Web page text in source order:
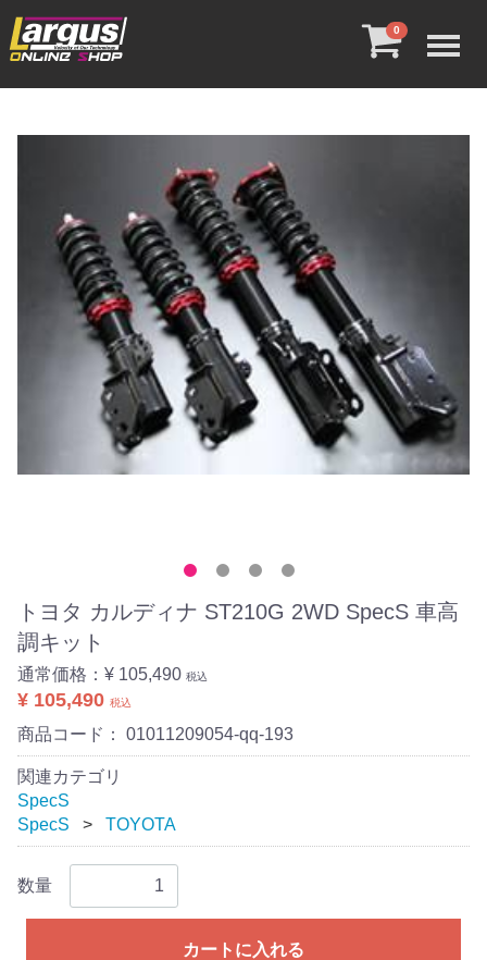
0
トヨタ カルディナ ST210G 2WD SpecS 車高
調キット
通常価格： ¥ 105,490 税込
¥ 105,490 税込
商品コード： 01011209054-qq-193
関連カテゴリ
SpecS
SpecS
TOYOTA
数量
カートに入れる